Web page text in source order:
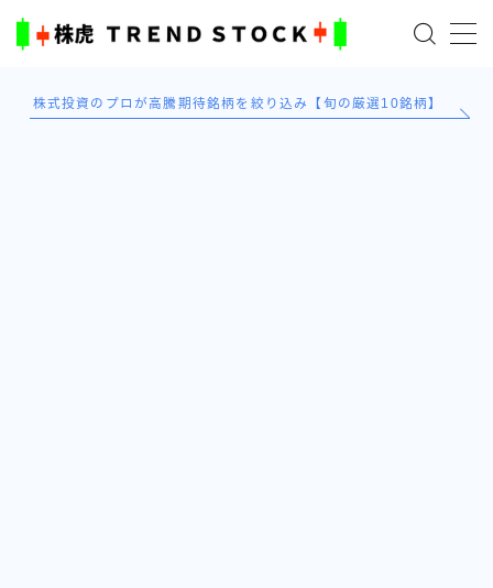
株式投資のプロが高騰期待銘柄を絞り込み【旬の厳選10銘柄】